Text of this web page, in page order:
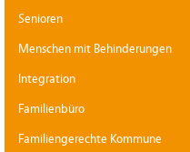
Senioren
Menschen mit Behinderungen
Integration
Familienbüro
Familiengerechte Kommune